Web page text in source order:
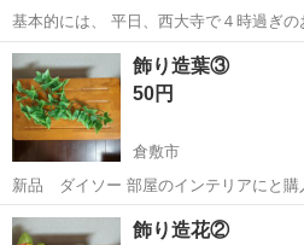
基本的には、 平日、西大寺で４時過ぎの
岡山 瀬戸内市 邑久駅
飾り造葉③
50円
倉敷市
新品 ダイソー 部屋のインテリアにと購
ので… 何かに活用される方へ
岡山 倉敷市 その他
飾り造花②